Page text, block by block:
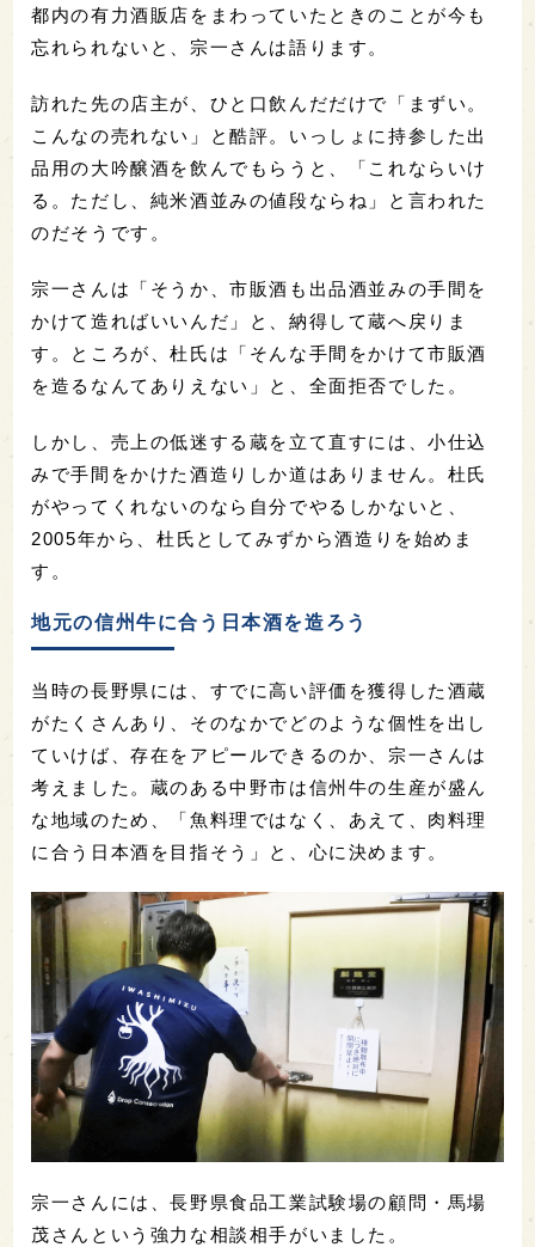
都内の有力酒販店をまわっていたときのことが今も
忘れられないと、宗一さんは語ります。
訪れた先の店主が、ひと口飲んだだけで「まずい。
こんなの売れない」と酷評。いっしょに持参した出
品用の大吟醸酒を飲んでもらうと、「これならいけ
る。ただし、純米酒並みの値段ならね」と言われた
のだそうです。
宗一さんは「そうか、市販酒も出品酒並みの手間を
かけて造ればいいんだ」と、納得して蔵へ戻りま
す。ところが、杜氏は「そんな手間をかけて市販酒
を造るなんてありえない」と、全面拒否でした。
しかし、売上の低迷する蔵を立て直すには、小仕込
みで手間をかけた酒造りしか道はありません。杜氏
がやってくれないのなら自分でやるしかないと、
2005年から、杜氏としてみずから酒造りを始めま
す。
地元の信州牛に合う日本酒を造ろう
当時の長野県には、すでに高い評価を獲得した酒蔵
がたくさんあり、そのなかでどのような個性を出し
ていけば、存在をアピールできるのか、宗一さんは
考えました。蔵のある中野市は信州牛の生産が盛ん
な地域のため、「魚料理ではなく、あえて、肉料理
に合う日本酒を目指そう」と、心に決めます。
宗一さんには、長野県食品工業試験場の顧問・馬場
茂さんという強力な相談相手がいました。